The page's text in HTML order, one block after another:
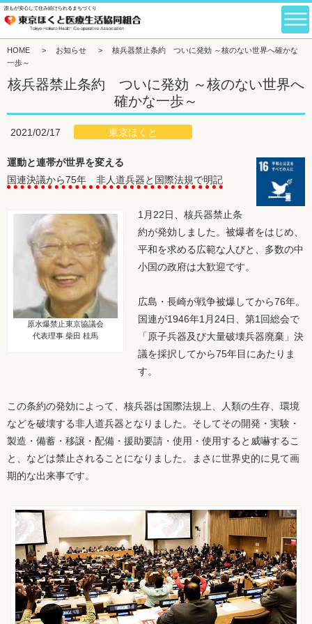
誰もが安心して住み続けられるまちづくり
HOME > お知らせ >
核兵器禁止条約 ついに発効 ～核のない世界へ確かな
一歩～
核兵器禁止条約 ついに発効 ～核のない世界へ
確かな一歩～
2021/02/17 東京ほくと
運動と連帯が世界を変える
国連決議から75年 非人道兵器と国際法規で明記
原水爆禁止東京協議会
代表理事 柴田 桂馬
1月22日、核兵器禁止条
約が発効しました。被爆者をはじめ、
平和を求める広範な人びと、多数の中
小国の政府は大歓迎です。
広島・長崎が戦争被爆してから76年。
国連が1946年1月24日、第1回総会で
「原子兵器及び大量破壊兵器廃棄」決
議を採択してから75年目にあたりま
す。
この条約の発効によって、核兵器は国際法規上、人類の生存、環境
などを破壊する非人道兵器となりました。そしてその開発・実験・
製造・備蓄・移譲・配備・援助要請・使用・使用すると威嚇するこ
と、などは禁止されることになりました。まさに世界史的に見て画
期的な出来事です。